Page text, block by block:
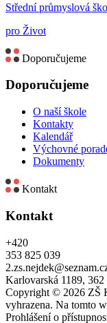
Střední průmyslová
pro Život
Doporučujeme
Doporučujeme
O naší škole
Kontakty
Kalendář
Výchovné
Dokumenty
Kontakt
Kontakt
+420
353 825 039
Karlovarská 1189,
Copyright © 2026 ZŠ
vyhrazena. Na tomto
Prohlášení o